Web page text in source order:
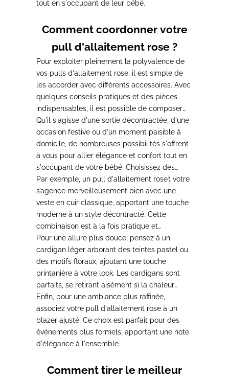
tout en s'occupant de leur bébé.
Comment coordonner votre
pull d'allaitement rose ?
Pour exploiter pleinement la polyvalence de
vos pulls d'allaitement rose, il est simple de
les accorder avec différents accessoires. Avec
quelques conseils pratiques et des pièces
indispensables, il est possible de composer
des tenues élégantes tout en satisfaisant les
besoins des mamans actives.
Qu'il s'agisse d'une sortie décontractée, d'une
occasion festive ou d'un moment paisible à
domicile , de nombreuses possibilités s'offrent
à vous pour allier élégance et confort tout en
s'occupant de votre bébé. Choisissez des
vêtements et accessoires qui renforcent votre
confort et votre assurance.
Par exemple, un pull d'allaitement rose
s’agence merveilleusement bien avec une
veste en cuir classique, apportant une touche
moderne à un style décontracté. Cette
combinaison est à la fois pratique et
tendance, idéale pour les moments de
détente.
Pour une allure plus douce , pensez à un
cardigan léger arborant des teintes pastel ou
des motifs floraux, ajoutant une touche
printanière à votre look. Les cardigans sont
parfaits, se retirant aisément si la chaleur
devient trop intense.
Enfin, pour une ambiance plus raffinée
associez votre pull d'allaitement rose à un
blazer ajusté. Ce choix est parfait pour des
événements plus formels , apportant une note
d'élégance à l'ensemble.
Comment tirer le meilleur